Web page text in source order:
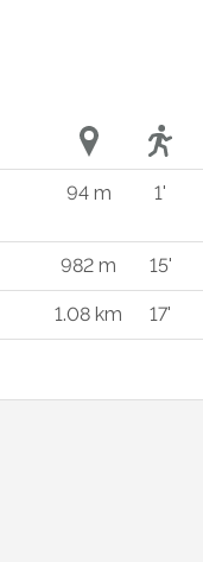
94 m 1'
982 m 15'
1.08 km 17'